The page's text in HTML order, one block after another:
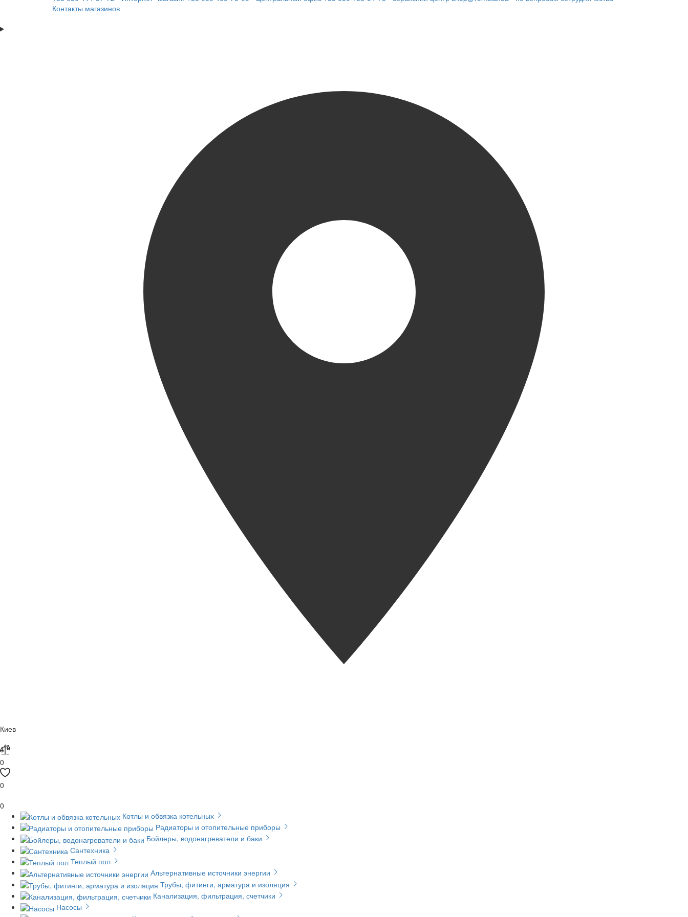
Контакты магазинов
Киев
0
0
0
Котлы и обвязка котельных
Радиаторы и отопительные приборы
Бойлеры, водонагреватели и баки
Сантехника
Теплый пол
Альтернативные источники энергии
Трубы, фитинги, арматура и изоляция
Канализация, фильтрация, счетчики
Насосы